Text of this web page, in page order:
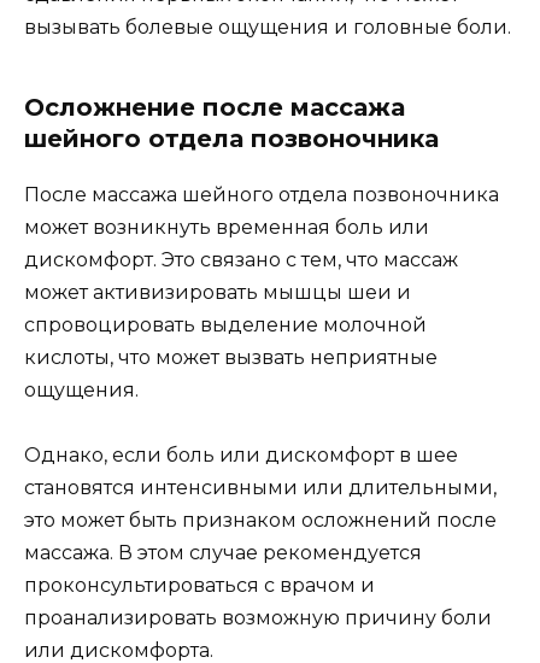
вызывать болевые ощущения и головные боли.
Осложнение после массажа
шейного отдела позвоночника
После массажа шейного отдела позвоночника
может возникнуть временная боль или
дискомфорт. Это связано с тем, что массаж
может активизировать мышцы шеи и
спровоцировать выделение молочной
кислоты, что может вызвать неприятные
ощущения.
Однако, если боль или дискомфорт в шее
становятся интенсивными или длительными,
это может быть признаком осложнений после
массажа. В этом случае рекомендуется
проконсультироваться с врачом и
проанализировать возможную причину боли
или дискомфорта.